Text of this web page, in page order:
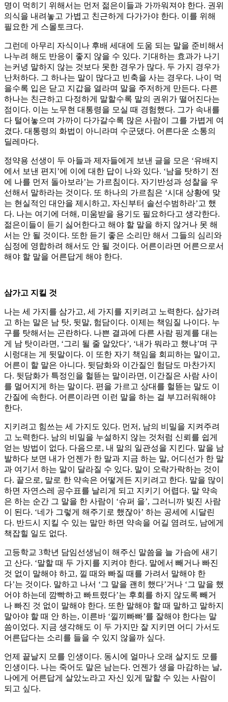
명이 먹히기 위해서는 먼저 젊은이들과 가까워져야 한다. 권위
의식을 내려놓고 가볍고 친근하게 다가가야 한다. 이를 위해
필요한 게 스몰토크다.
그런데 아무리 자식이나 후배 세대에 도움 되는 말을 준비해서
나누려 해도 반응이 좋지 않을 수 있다. 기대하는 효과가 나기
는커녕 말하지 않는 것보다 못한 경우가 많다. 두 가지 경우가
난처하다. 그 하나는 말이 많다고 빈축을 사는 경우다. 나이 먹
을수록 입은 닫고 지갑을 열라며 말을 주저하게 만든다. 다른
하나는 친근하고 다정하게 말할수록 말의 권위가 떨어진다는
점이다. 이는 노무현 대통령을 모실 때 경험했다. 그가 속내를
다 털어놓으며 가까이 다가갈수록 많은 사람이 그를 가볍게 여
겼다. 대통령의 화법이 아니라며 수군댔다. 어른다운 소통의
딜레마다.
정약용 선생이 두 아들과 제자들에게 보낸 글을 모은 ‘유배지
에서 보낸 편지’에 이에 대한 답이 나와 있다. ‘남을 탓하기 전
에 나를 먼저 돌아보라’는 가르침이다. 자기반성과 성찰을 우
선해서 말하라는 것이다. 또 하나의 가르침은 ‘시대 상황에 맞
는 현실적인 대안을 제시하고, 자신부터 솔선수범하라’고 했
다. 나는 여기에 더해, 미움받을 용기도 필요하다고 생각한다.
젊은이들이 듣기 싫어한다고 해야 할 말을 하지 않거나 못 해
서는 안 될 것이다. 또한 듣기 좋은 소리만 해서 그들의 심리와
심정에 영합하려 해서도 안 될 것이다. 어른이라면 어른으로서
해야 할 말을 어른답게 해야 한다.
삼가고 지킬 것
나는 세 가지를 삼가고, 세 가지를 지키려고 노력한다. 삼가려
고 하는 말은 남 탓, 뒷말, 험담이다. 이제는 책임질 나이다. 누
구를 탓해서는 곤란하다. 나쁜 결과에 다른 사람 핑계를 대는
게 남 탓이라면, ‘그리 될 줄 알았다’, ‘내가 뭐라고 했냐’며 구
시렁대는 게 뒷말이다. 이 또한 자기 책임을 회피하는 말이고,
어른이 할 말은 아니다. 뒷담화와 이간질인 험담도 마찬가지
다. 뒷담화가 특정인을 헐뜯는 말이라면, 이간질은 사람 사이
를 멀어지게 하는 말이다. 편을 가르고 상대를 헐뜯는 말도 이
간질에 속한다. 어른이라면 이런 말을 하는 걸 부끄러워해야
한다.
지키려고 힘쓰는 세 가지도 있다. 먼저, 남의 비밀을 지켜주려
고 노력한다. 남의 비밀을 누설하지 않는 것처럼 신뢰를 쉽게
얻는 방법이 없다. 다음으로, 내 말의 일관성을 지킨다. 말을 남
발하다 보면 내가 언젠가 한 말과 지금 하는 말, 어디선가 한 말
과 여기서 하는 말이 달라질 수 있다. 말이 오락가락하는 것이
다. 끝으로, 말로 한 약속은 어떻게든 지키려고 한다. 말을 많이
하면 자연스레 공수표를 날리게 되고 지키기 어렵다. 말 약속
은 하는 순간 그 말을 한 사람이 ‘슈퍼 을’, 그러니까 빚진 사람
이 된다. ‘네가 그렇게 해주기로 했잖아’ 하는 공세에 시달린
다. 반드시 지킬 수 있는 말만 하면 약속을 어길 염려도, 남에게
책잡힐 일도 없다.
고등학교 3학년 담임선생님이 해주신 말씀을 늘 가슴에 새기
고 산다. ‘말할 때 두 가지를 지켜야 한다. 말에서 빼거나 빠진
것 없이 말해야 하고, 낄 때와 빠질 때를 가려서 말해야 한
다’는 것이다. 말하고 나서 ‘그 말을 괜히 했다’거나 ‘그 말을 했
어야 하는데 깜빡하고 빠트렸다’는 후회를 하지 않도록 빼거
나 빠진 것 없이 말해야 한다. 또한 말해야 할 때 말하고 말하지
말아야 할 때 안 하는, 이른바 ‘낄끼빠빠’를 잘해야 한다는 말
씀이었다. 지금 생각해도 이 두 가지만 잘 지키면 어디 가서도
어른답다는 소리를 들을 수 있지 않을까 싶다.
언제 끝날지 모를 인생이다. 동시에 얼마나 오래 살지도 모를
인생이다. 나는 죽어도 말은 남는다. 언젠가 생을 마감하는 날,
나에게 어른답게 살았노라고 자신 있게 말할 수 있는 사람이
되고 싶다.